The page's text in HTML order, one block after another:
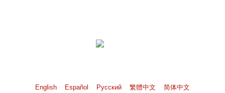
English Español Pусский 繁體中文 简体中文